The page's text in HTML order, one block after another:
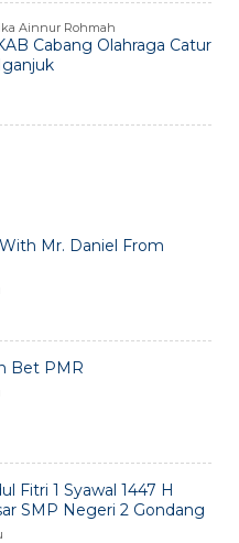
Ainnur Rohmah
Cabang Olahraga Catur
Mr. Daniel From
Bet PMR
Fitri 1 Syawal 1447 H
SMP Negeri 2 Gondang